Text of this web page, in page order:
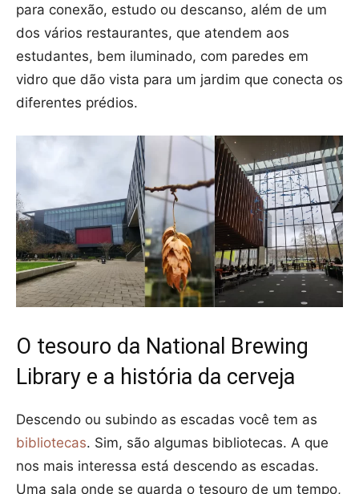
para conexão, estudo ou descanso, além de um
dos vários restaurantes, que atendem aos
estudantes, bem iluminado, com paredes em
vidro que dão vista para um jardim que conecta os
diferentes prédios.
O tesouro da National Brewing
Library e a história da cerveja
Descendo ou subindo as escadas você tem as
bibliotecas. Sim, são algumas bibliotecas. A que
nos mais interessa está descendo as escadas.
Uma sala onde se guarda o tesouro de um tempo,